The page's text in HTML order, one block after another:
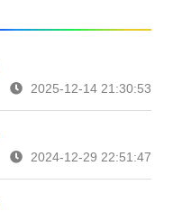
2025-12-14 21:30:53
2024-12-29 22:51:47